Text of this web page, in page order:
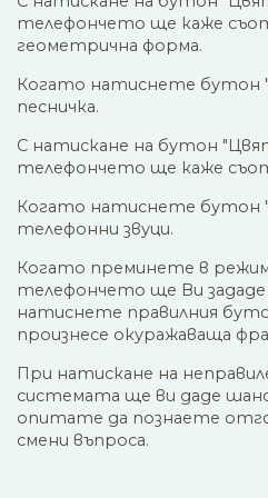
телефончето ще каже
геометрична форма.
Когато натиснете бутон
песничка.
С натискане на бутон
телефончето ще каже
Когато натиснете бутон
телефонни звуци.
Когато преминете в режим
телефончето ще Ви зададе
натиснете правилния
произнесе окуражаваща
При натискане на
системата ще ви даде
опитате да познаете
смени въпроса.